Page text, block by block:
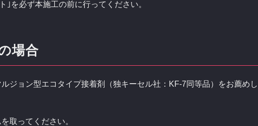
を必ず本施工の前に行ってください。
場合
ジョン型エコタイプ接着剤（独キーセル社：KF-7同等品）をお薦め
取ってください。